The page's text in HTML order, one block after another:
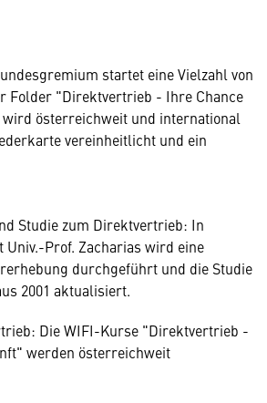
startet eine Vielzahl von
Folder "Direktvertrieb - Ihre Chance
österreichweit und international
vereinheitlicht und ein
Studie zum Direktvertrieb: In
Prof. Zacharias wird eine
durchgeführt und die Studie
2001 aktualisiert.
Die WIFI-Kurse "Direktvertrieb -
werden österreichweit